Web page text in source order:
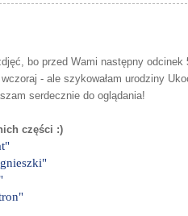
bo przed Wami następny odcinek
- ale szykowałam urodziny
serdecznie do oglądania!
części :)